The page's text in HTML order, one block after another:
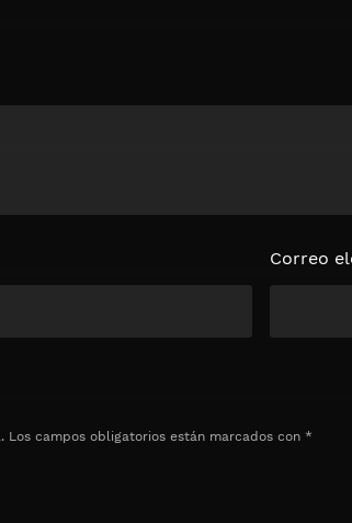
Los campos obligatorios están marcados con *
Correo